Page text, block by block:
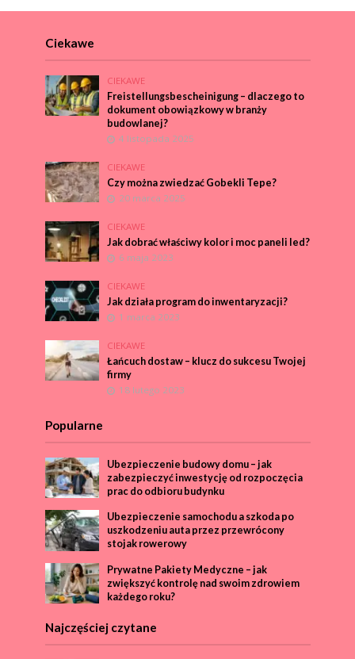
Ciekawe
CIEKAWE
Freistellungsbescheinigung – dlaczego to
dokument obowiązkowy w branży
budowlanej?
4 listopada 2025
CIEKAWE
Czy można zwiedzać Gobekli Tepe?
20 marca 2025
CIEKAWE
Jak dobrać właściwy kolor i moc paneli led?
6 maja 2023
CIEKAWE
Jak działa program do inwentaryzacji?
1 marca 2023
CIEKAWE
Łańcuch dostaw – klucz do sukcesu Twojej
firmy
18 lutego 2023
Popularne
Ubezpieczenie budowy domu – jak
zabezpieczyć inwestycję od rozpoczęcia
prac do odbioru budynku
Ubezpieczenie samochodu a szkoda po
uszkodzeniu auta przez przewrócony
stojak rowerowy
Prywatne Pakiety Medyczne – jak
zwiększyć kontrolę nad swoim zdrowiem
każdego roku?
Najczęściej czytane